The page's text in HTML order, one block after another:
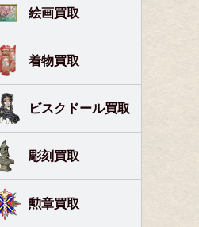
絵画買取
着物買取
ビスクドール買取
彫刻買取
勲章買取